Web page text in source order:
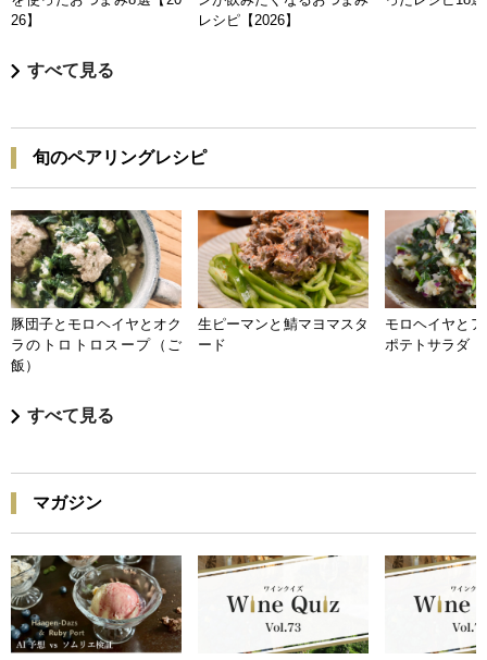
26】
レシピ【2026】
すべて見る
旬のペアリングレシピ
豚団子とモロヘイヤとオク
ラのトロトロスープ（ご
飯）
生ピーマンと鯖マヨマスタ
ード
モロヘイヤと
ポテトサラダ
すべて見る
マガジン